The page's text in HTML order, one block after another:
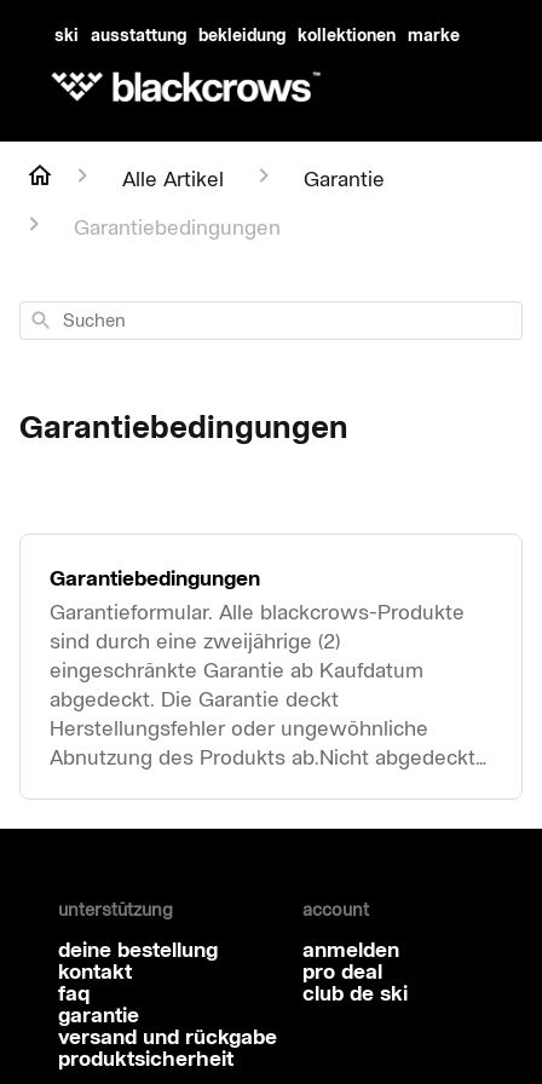
ski ausstattung bekleidung kollektionen marke
Alle Artikel Garantie
Garantiebedingungen
Suchen
Garantiebedingungen
Garantiebedingungen
Garantieformular. Alle blackcrows-Produkte
sind durch eine zweijährige (2)
eingeschränkte Garantie ab Kaufdatum
abgedeckt. Die Garantie deckt
Herstellungsfehler oder ungewöhnliche
Abnutzung des Produkts ab.Nicht abgedeckt
unterstützung
deine bestellung
kontakt
faq
garantie
versand und rückgabe
produktsicherheit
account
anmelden
pro deal
club de ski